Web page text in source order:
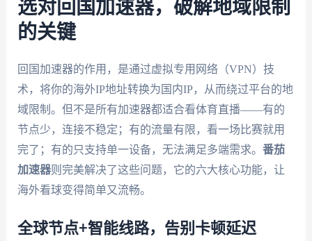
选对回国加速器，破解地域限制
的关键
回国加速器的作用，是通过虚拟专用网络（VPN）技
术，将你的海外IP地址转换为国内IP，从而绕过平台的地
域限制。但不是所有加速器都适合看体育直播——有的
节点少，连接不稳定；有的流量有限，看一场比赛就用
完了；有的只支持单一设备，无法满足多端需求。 番茄
加速器则完美解决了这些问题，它的六大核心功能，让
海外看球变得简单又流畅。
全球节点+智能线路，告别卡顿延迟